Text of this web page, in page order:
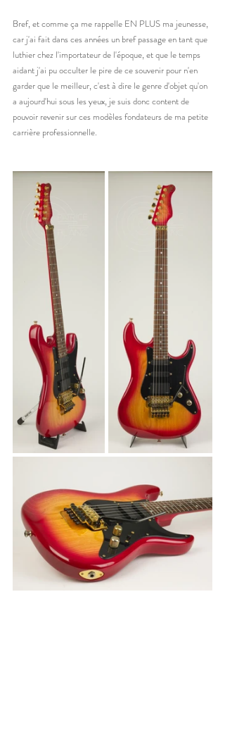
Bref, et comme ça me rappelle EN PLUS ma jeunesse,
car j'ai fait dans ces années un bref passage en tant que
luthier chez l'importateur de l'époque, et que le temps
aidant j'ai pu occulter le pire de ce souvenir pour n'en
garder que le meilleur, c'est à dire le genre d'objet qu'on
a aujourd'hui sous les yeux, je suis donc content de
pouvoir revenir sur ces modèles fondateurs de ma petite
carrière professionnelle.